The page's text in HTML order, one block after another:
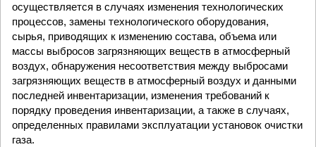
осуществляется в случаях изменения технологических
процессов, замены технологического оборудования,
сырья, приводящих к изменению состава, объема или
массы выбросов загрязняющих веществ в атмосферный
воздух, обнаружения несоответствия между выбросами
загрязняющих веществ в атмосферный воздух и данными
последней инвентаризации, изменения требований к
порядку проведения инвентаризации, а также в случаях,
определенных правилами эксплуатации установок очистки
газа.